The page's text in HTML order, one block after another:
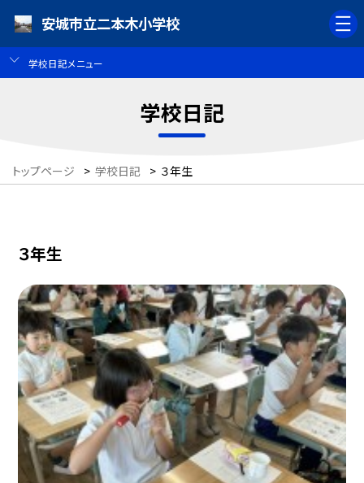
安城市立二本木小学校
学校日記メニュー
学校日記
トップページ > 学校日記 > ３年生
３年生